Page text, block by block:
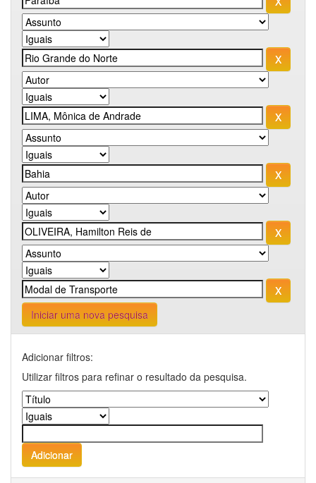
Iniciar uma nova pesquisa
Adicionar filtros:
Utilizar filtros para refinar o resultado da pesquisa.